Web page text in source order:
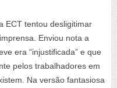
ECT tentou desligitimar
Enviou nota a
era “injustificada” e que
pelos trabalhadores em
Na versão fantasiosa